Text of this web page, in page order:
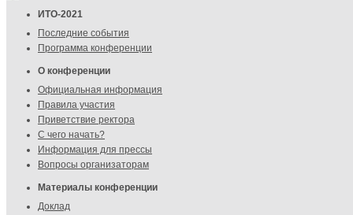
ИТО-2021
Последние события
Программа конференции
О конференции
Официальная информация
Правила участия
Приветствие ректора
С чего начать?
Информация для прессы
Вопросы организаторам
Материалы конференции
Доклад